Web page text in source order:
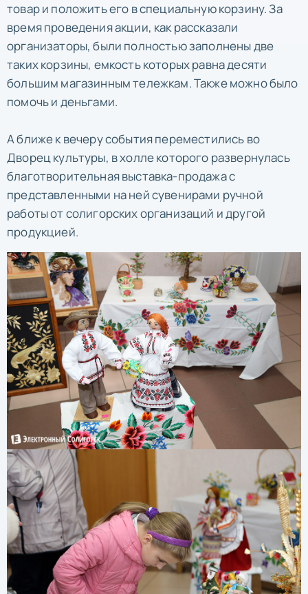
товар и положить его в специальную корзину. За
время проведения акции, как рассказали
организаторы, были полностью заполнены две
таких корзины, емкость которых равна десяти
большим магазинным тележкам. Также можно было
помочь и деньгами.
А ближе к вечеру события переместились во
Дворец культуры, в холле которого развернулась
благотворительная выставка-продажа с
представленными на ней сувенирами ручной
работы от солигорских организаций и другой
продукцией.